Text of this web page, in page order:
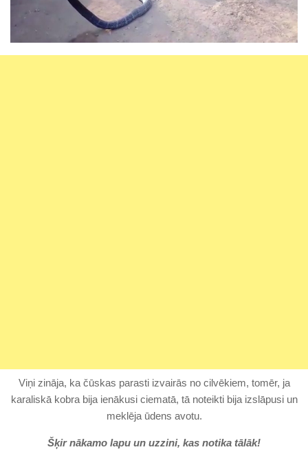
Viņi zināja, ka čūskas parasti izvairās no cilvēkiem, tomēr, ja
karaliskā kobra bija ienākusi ciematā, tā noteikti bija izslāpusi un
meklēja ūdens avotu.
Šķir nākamo lapu un uzzini, kas notika tālāk!